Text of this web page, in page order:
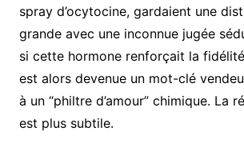
spray d’ocytocine, gardaient une
grande avec une inconnue jugée
si cette hormone renforçait la
est alors devenue un mot-clé
à un “philtre d’amour” chimique. La
est plus subtile.